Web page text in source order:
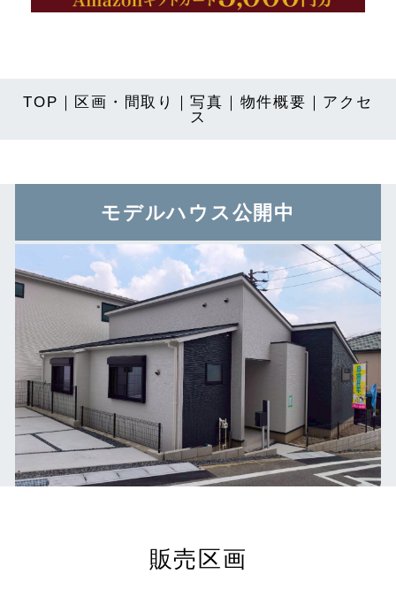
TOP ｜ 区画・間取り ｜写真 ｜ 物件概要 ｜ アクセ
ス
モデルハウス公開中
販売区画